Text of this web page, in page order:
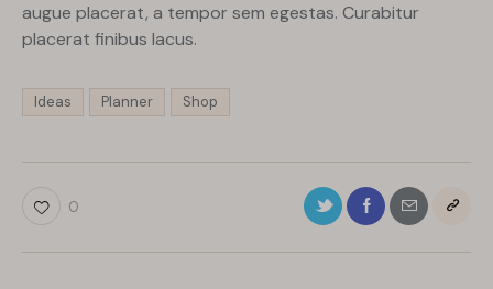
augue placerat, a tempor sem egestas. Curabitur
placerat finibus lacus.
Ideas Planner Shop
0